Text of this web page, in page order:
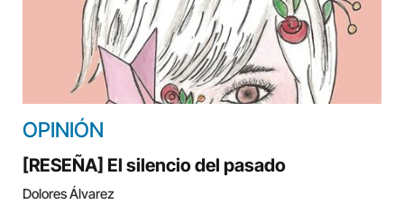
OPINIÓN
[RESEÑA] El silencio del pasado
Dolores Álvarez